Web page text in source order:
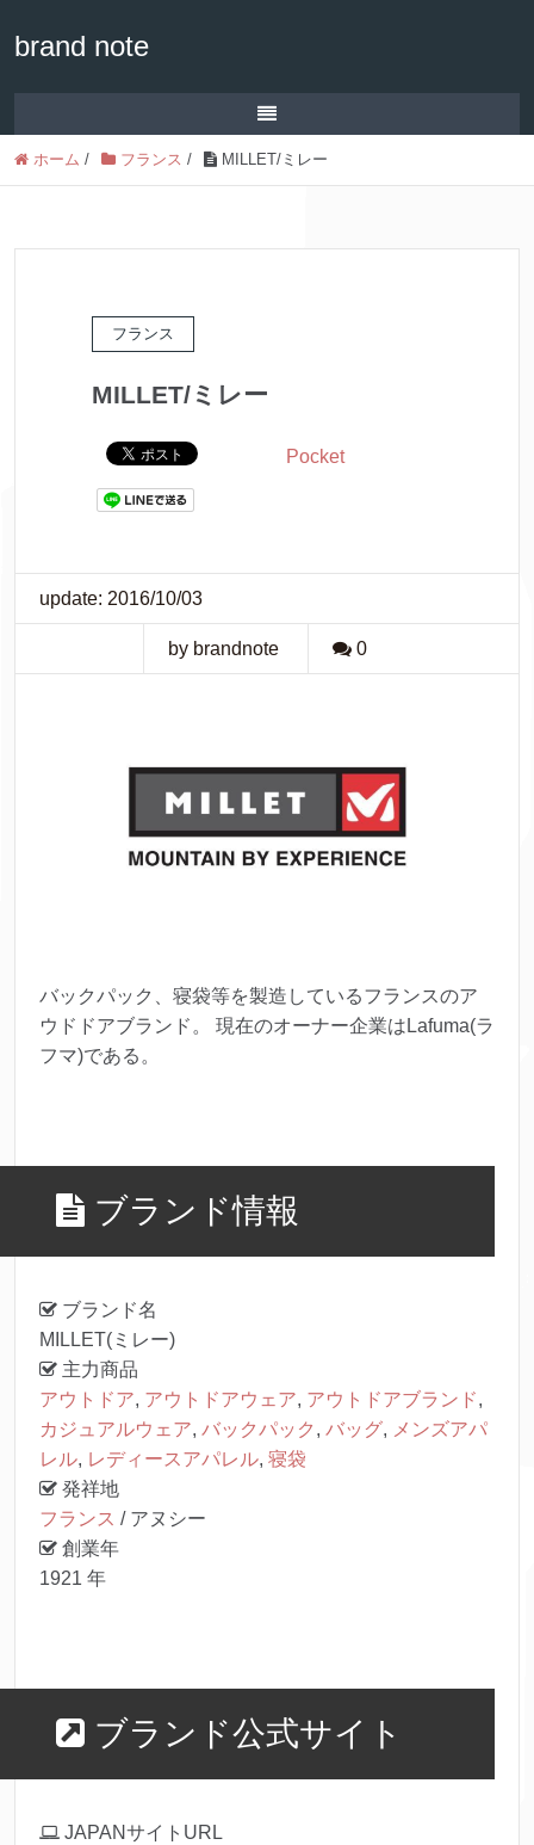
brand note
ホーム / フランス / MILLET/ミレー
フランス
MILLET/ミレー
Pocket
update: 2016/10/03
by brandnote 0
バックパック、寝袋等を製造しているフランスのア
ウドドアブランド。 現在のオーナー企業はLafuma(ラ
フマ)である。
ブランド情報
ブランド名
MILLET(ミレー)
主力商品
アウトドア, アウトドアウェア, アウトドアブランド,
カジュアルウェア, バックパック , バッグ, メンズアパ
レル, レディースアパレル, 寝袋
発祥地
フランス / アヌシー
創業年
1921 年
ブランド公式サイト
JAPANサイトURL